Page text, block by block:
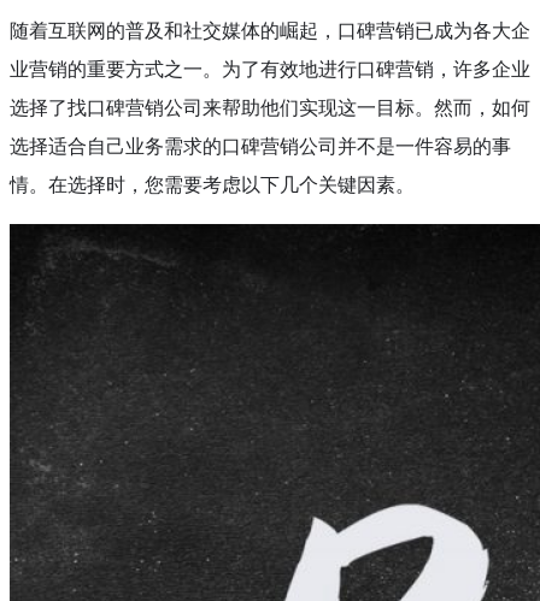
随着互联网的普及和社交媒体的崛起，口碑营销已成为各大企
业营销的重要方式之一。为了有效地进行口碑营销，许多企业
选择了找口碑营销公司来帮助他们实现这一目标。然而，如何
选择适合自己业务需求的口碑营销公司并不是一件容易的事
情。在选择时，您需要考虑以下几个关键因素。